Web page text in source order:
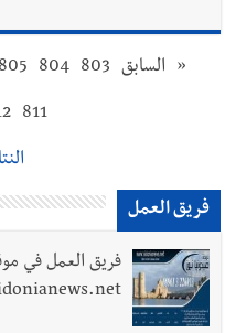
« السابق 803
804
805
811
فريق العمل
فريق العمل في